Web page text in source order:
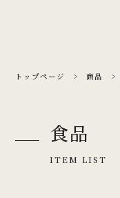
トップページ >商品 >
食品
ITEM LIST